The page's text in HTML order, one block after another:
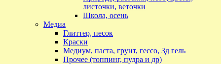
листочки, веточки
Школа, осень
Медиа
Глиттер, песок
Краски
Медиум, паста, грунт, гессо, 3д гель
Прочее (топпинг, пудра и др)